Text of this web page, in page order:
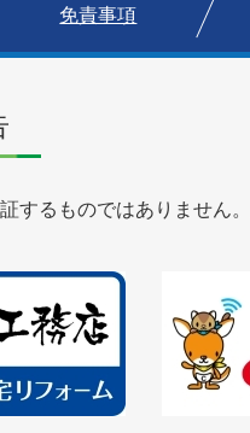
免責事項
するものではありません。
枚
目